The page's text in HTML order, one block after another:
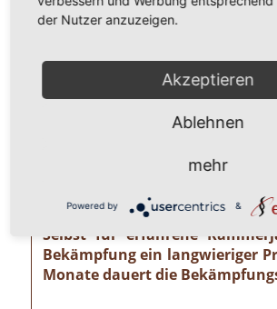
unterschätzendes
Pharaoameise gehört zu den
Ameisenarten überhaupt.
Indien beheimatet, ist sie
weltweit verbreitet. Die
verhältnismäßig klein
bernsteingelb aus. Sollten
Ameise sehen, ist eine
Schädlingsbekämpfung
Selbst für erfahrene
Bekämpfung ein langwieriger
Monate dauert die
der Nutzer anzuzeigen.
Akzeptieren
Ablehnen
mehr
Powered by &